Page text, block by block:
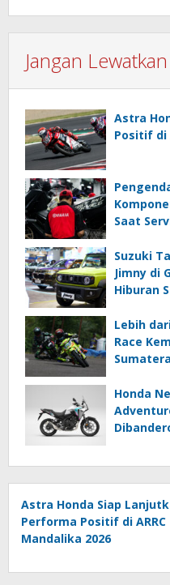
Jangan Lewatkan
Astra
Positif di
Saat
Suzuki
Jimny di
Hiburan
Lebih
Race
Honda
Astra Honda Siap
Performa Positif di ARRC
Mandalika 2026